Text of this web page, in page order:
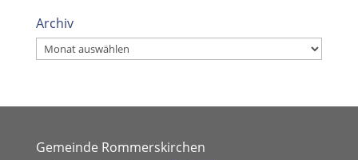
Archiv
Archiv
Gemeinde Rommerskirchen